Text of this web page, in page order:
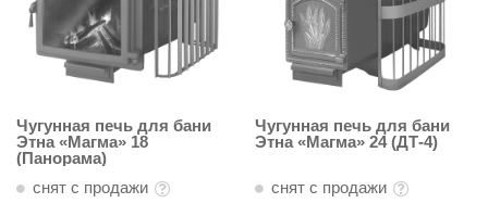
icon
Чугунная печь для бани
Этна «Магма» 18
(Панорама)
снят с продажи
Чугунная печь для бани
Этна «Магма» 24 (ДТ-4)
снят с продажи